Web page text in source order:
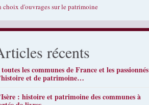
choix d'ouvrages sur le patrimoine
récents
les communes de France et les passionnés
et de patrimoine…
: histoire et patrimoine des communes à